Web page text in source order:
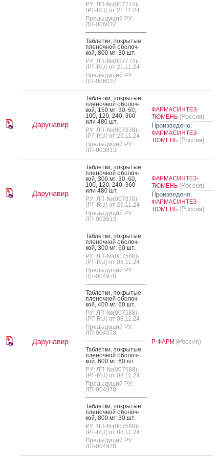
РУ: ЛП-№(007774)-
(РГ-RU) от 21.11.24
Предыдущий РУ:
ЛП-006037
Таб­летки, пок­ры­тые
пле­ноч­ной обо­лоч­
кой, 800 мг: 30 шт.
РУ: ЛП-№(007774)-
(РГ-RU) от 21.11.24
Предыдущий РУ:
ЛП-006037
Дарунавир
Таб­летки, пок­ры­тые
пле­ноч­ной обо­лоч­
кой, 150 мг: 30, 60,
100, 120, 240, 360
или 480 шт.
РУ: ЛП-№(007876)-
(РГ-RU) от 29.11.24
Предыдущий РУ:
ЛП-003813
ФАРМАСИНТЕЗ-
ТЮМЕНЬ (Россия)
Произведено:
ФАРМАСИНТЕЗ-
ТЮМЕНЬ (Россия)
Дарунавир
Таб­летки, пок­ры­тые
пле­ноч­ной обо­лоч­
кой, 300 мг: 30, 60,
100, 120, 240, 360
или 480 шт.
РУ: ЛП-№(007876)-
(РГ-RU) от 29.11.24
Предыдущий РУ:
ЛП-003813
ФАРМАСИНТЕЗ-
ТЮМЕНЬ (Россия)
Произведено:
ФАРМАСИНТЕЗ-
ТЮМЕНЬ (Россия)
Дарунавир
Таб­летки, пок­ры­тые
пле­ноч­ной обо­лоч­
кой, 300 мг: 60 шт.
РУ: ЛП-№(007588)-
(РГ-RU) от 08.11.24
Предыдущий РУ:
ЛП-004978
Таб­летки, пок­ры­тые
пле­ноч­ной обо­лоч­
кой, 400 мг: 60 шт.
РУ: ЛП-№(007588)-
(РГ-RU) от 08.11.24
Предыдущий РУ:
ЛП-004978
Таб­летки, пок­ры­тые
пле­ноч­ной обо­лоч­
кой, 600 мг: 60 шт.
РУ: ЛП-№(007588)-
(РГ-RU) от 08.11.24
Предыдущий РУ:
ЛП-004978
Таб­летки, пок­ры­тые
пле­ноч­ной обо­лоч­
кой, 800 мг: 30 шт.
РУ: ЛП-№(007588)-
(РГ-RU) от 08.11.24
Предыдущий РУ:
ЛП-004978
Р-ФАРМ (Россия)